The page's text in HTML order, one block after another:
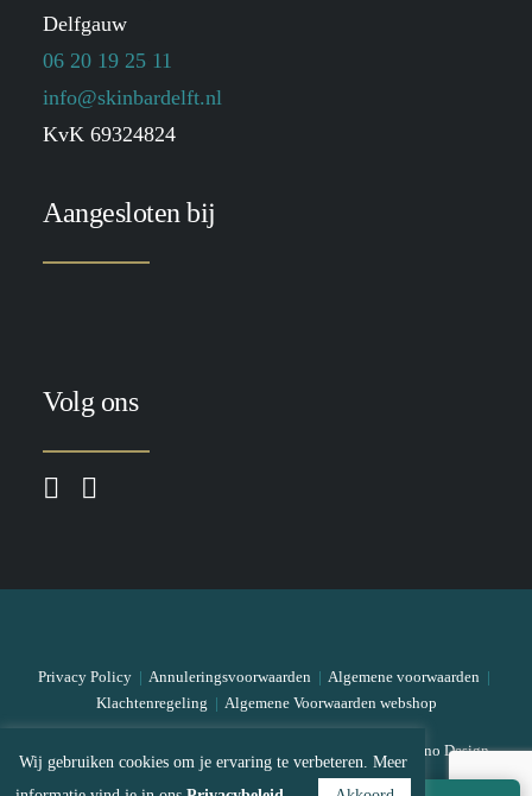
Delfgauw
06 20 19 25 11
info@skinbardelft.nl
KvK 69324824
Aangesloten bij
Volg ons
Privacy Policy | Annuleringsvoorwaarden | Algemene voorwaarden |
Klachtenregeling | Algemene Voorwaarden webshop
Designed by Mono Design
Wij gebruiken cookies om je ervaring te verbeteren. Meer